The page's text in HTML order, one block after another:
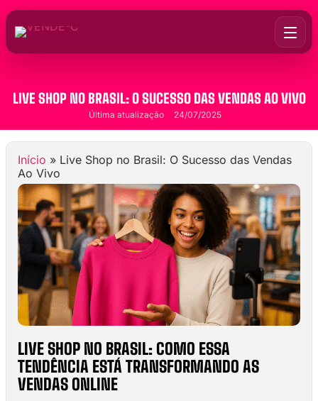
LIVE SHOP NO BRASIL: O SUCESSO DAS VENDAS AO VIVO
Última atualização 24/07/2025
Início » Live Shop no Brasil: O Sucesso das Vendas
Ao Vivo
LIVE SHOP NO BRASIL: COMO ESSA
TENDÊNCIA ESTÁ TRANSFORMANDO AS
VENDAS ONLINE